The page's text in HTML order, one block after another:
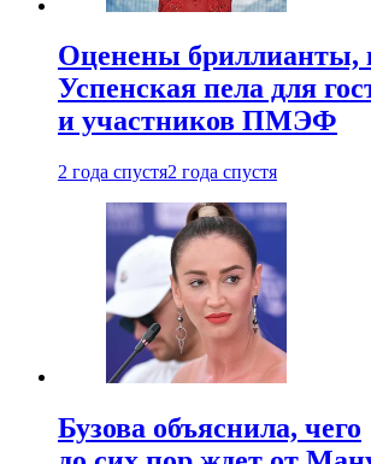
Оценены бриллианты,
Успенская пела для
и участников ПМЭФ
2 года спустя2 года спустя
Бузова объяснила, чего